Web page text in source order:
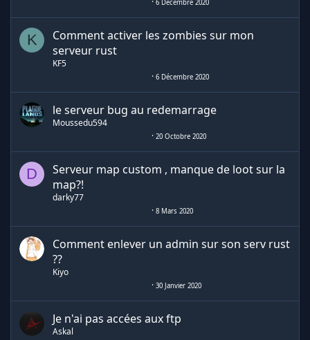
6 Décembre 2020
K
Comment activer les zombies sur mon
serveur rust
KF5
6 Décembre 2020
le serveur bug au redemarrage
Moussedu594
20 Octobre 2020
D
Serveur map custom , manque de loot sur la
map?!
darky77
8 Mars 2020
Comment enlever un admin sur son serv rust
??
Kiyo
30 Janvier 2020
Je n'ai pas accées aux ftp
Askal